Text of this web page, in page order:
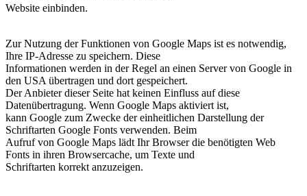
Website einbinden.
Zur Nutzung der Funktionen von Google Maps ist es notwendig,
Ihre IP-Adresse zu speichern. Diese
Informationen werden in der Regel an einen Server von Google in
den USA übertragen und dort gespeichert.
Der Anbieter dieser Seite hat keinen Einfluss auf diese
Datenübertragung. Wenn Google Maps aktiviert ist,
kann Google zum Zwecke der einheitlichen Darstellung der
Schriftarten Google Fonts verwenden. Beim
Aufruf von Google Maps lädt Ihr Browser die benötigten Web
Fonts in ihren Browsercache, um Texte und
Schriftarten korrekt anzuzeigen.